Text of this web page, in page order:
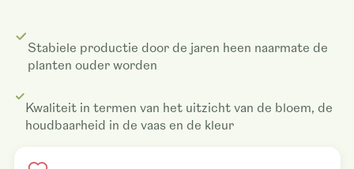
Stabiele productie door de jaren heen naarmate de
planten ouder worden
Kwaliteit in termen van het uitzicht van de bloem, de
houdbaarheid in de vaas en de kleur